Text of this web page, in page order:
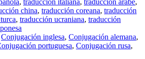
china, traducción coreana, traducción
, traducción ucraniana, traducción
Conjugación inglesa, Conjugación alemana,
portuguesa, Conjugación rusa,